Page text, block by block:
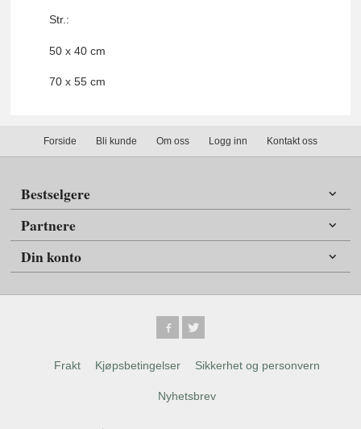
Str.:
50 x 40 cm
70 x 55 cm
Forside Bli kunde Om oss Logg inn Kontakt oss
Bestselgere
Partnere
Din konto
Frakt Kjøpsbetingelser Sikkerhet og personvern
Nyhetsbrev